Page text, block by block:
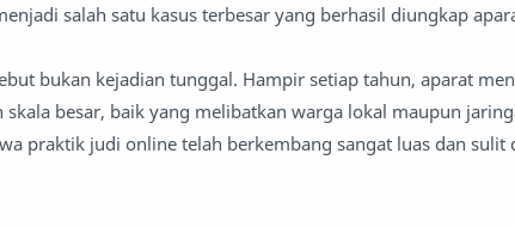
salah satu kasus terbesar yang berhasil diungkap
bukan kejadian tunggal. Hampir setiap tahun, aparat
skala besar, baik yang melibatkan warga lokal maupun
praktik judi online telah berkembang sangat luas dan sulit